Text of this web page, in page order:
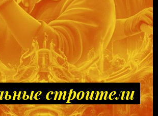
строители